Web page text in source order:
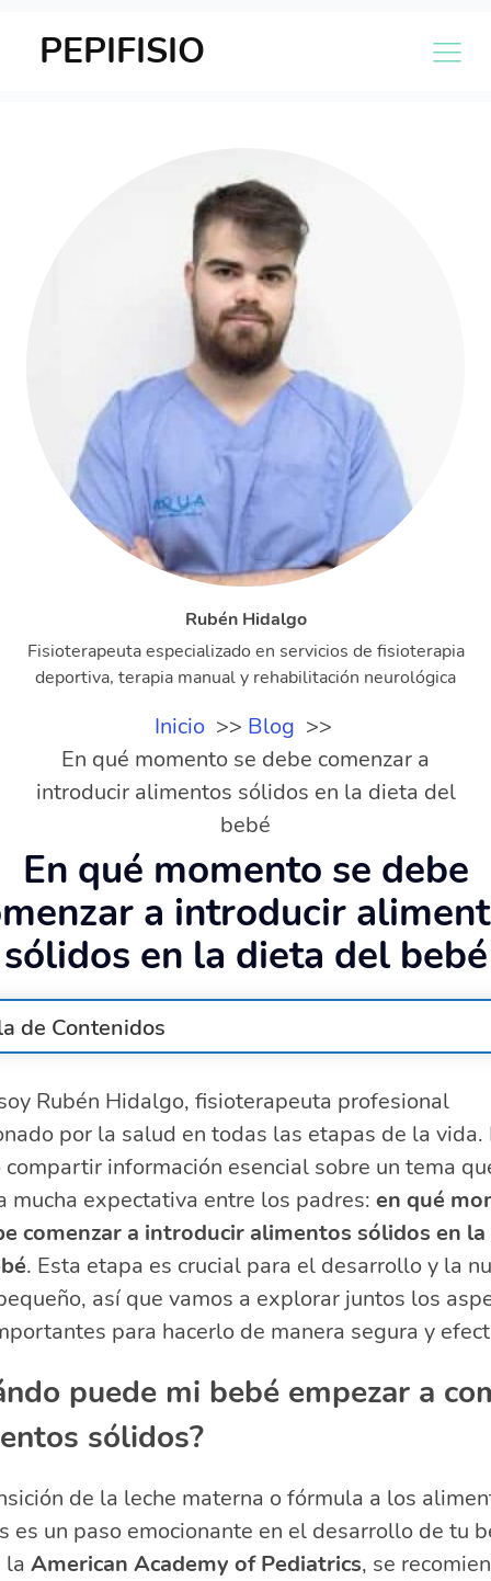
PEPIFISIO
Rubén Hidalgo
Fisioterapeuta especializado en servicios de fisioterapia
deportiva, terapia manual y rehabilitación neurológica
Inicio
Blog
En qué momento se debe comenzar a
introducir alimentos sólidos en la dieta del
bebé
En qué momento se debe
a introducir
sólidos en la dieta del bebé
de Contenidos
de que mi bebé está listo para los alimentos
alimentos debo presentarle primero a mi hijo?
debo preparar los alimentos para que mi hijo
alimentos debo evitar en la dieta de mi bebé?
de seguridad al introducir alimentos sólidos
relacionadas sobre la introducción de la
complementaria
¿Cuándo se recomienda introducir alimentos sólidos
de un bebé?
¿Cuándo se suele introducir la alimentación
en la dieta del bebé?
Rubén Hidalgo, fisioterapeuta profesional
por la salud en todas las etapas de la vida.
información esencial sobre un tema
mucha expectativa entre los padres: en qué
comenzar a introducir alimentos sólidos en
. Esta etapa es crucial para el desarrollo y la
así que vamos a explorar juntos los
para hacerlo de manera segura y
puede mi bebé empezar a
sólidos?
de la leche materna o fórmula a los
es un paso emocionante en el desarrollo de tu
la American Academy of Pediatrics, se